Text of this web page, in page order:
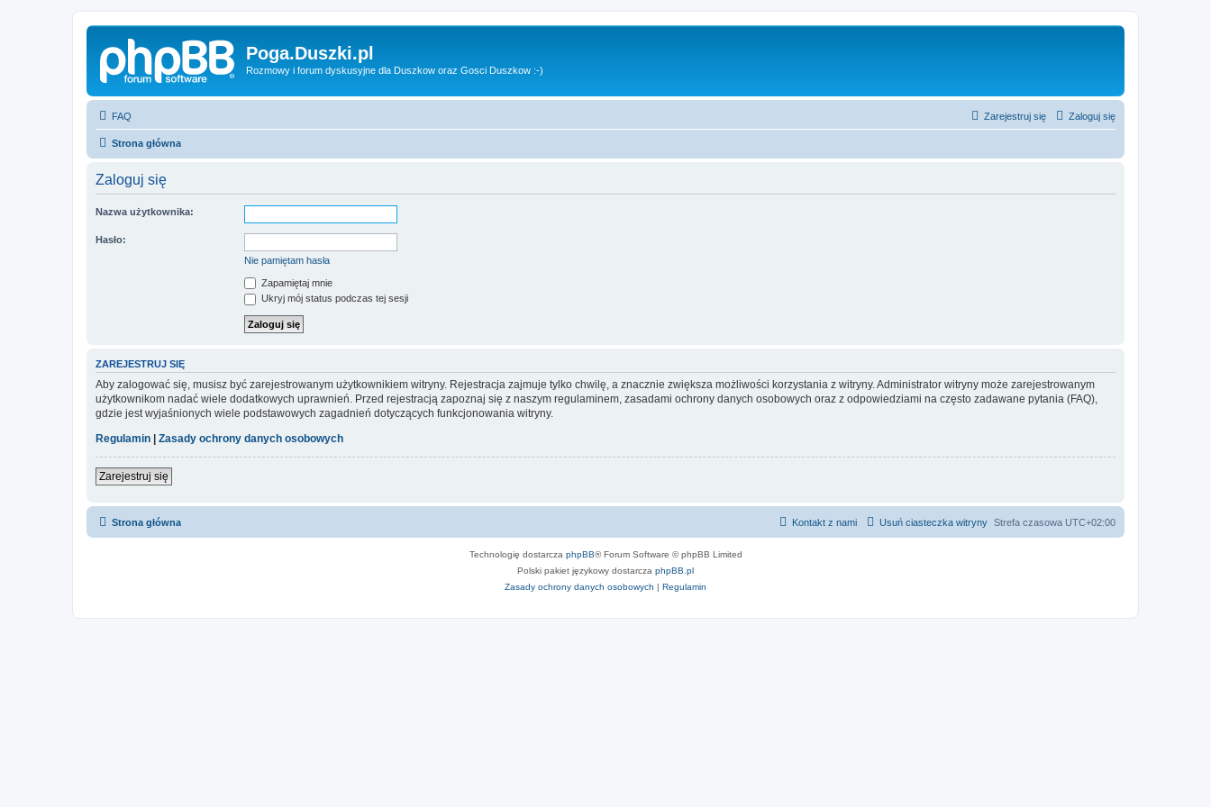
Poga.Duszki.pl
Rozmowy i forum dyskusyjne dla Duszkow oraz Gosci Duszkow :-)
FAQ Zaloguj się
Zarejestruj się
Strona główna
Zaloguj się
Nazwa użytkownika:
Hasło:
Nie pamiętam hasła
Zapamiętaj mnie
Ukryj mój status podczas tej sesji
ZAREJESTRUJ SIĘ
Aby zalogować się, musisz być zarejestrowanym użytkownikiem witryny. Rejestracja zajmuje tylko chwilę, a znacznie zwiększa możliwości korzystania z witryny. Administrator witryny może zarejestrowanym
użytkownikom nadać wiele dodatkowych uprawnień. Przed rejestracją zapoznaj się z naszym regulaminem, zasadami ochrony danych osobowych oraz z odpowiedziami na często zadawane pytania (FAQ),
gdzie jest wyjaśnionych wiele podstawowych zagadnień dotyczących funkcjonowania witryny.
Regulamin
Zasady ochrony danych osobowych
Zarejestruj się
Strona główna Strefa czasowa UTC+02:00
Usuń ciasteczka witryny
Kontakt z nami
Technologię dostarcza phpBB® Forum Software © phpBB Limited
Polski pakiet językowy dostarcza phpBB.pl
Zasady ochrony danych osobowych | Regulamin